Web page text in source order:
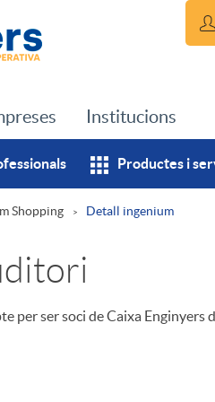
Productes i
Institucions
Shopping Detall ingenium
per ser soci de Caixa Enginyers